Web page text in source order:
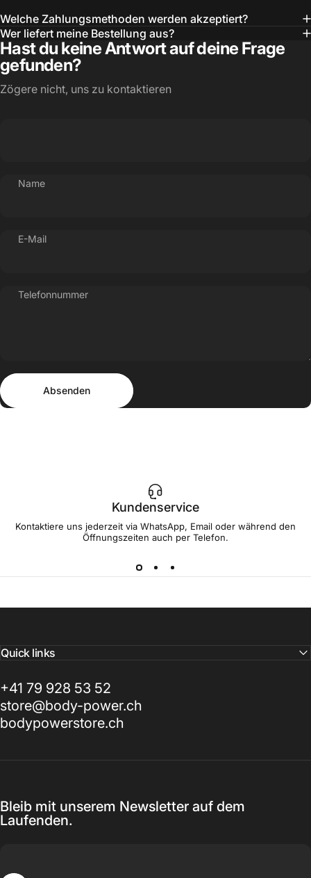
Welche Zahlungsmethoden werden akzeptiert?
Wer liefert meine Bestellung aus?
Hast du keine Antwort auf deine Frage
gefunden?
Zögere nicht, uns zu kontaktieren
Name
E-Mail
Telefonnummer
Absenden
Absenden
Kundenservice
Kontaktiere uns jederzeit via WhatsApp, Email oder während den
Öffnungszeiten auch per Telefon.
Quick links
+41 79 928 53 52
store@body-power.ch
bodypowerstore.ch
Bleib mit unserem Newsletter auf dem
Laufenden.